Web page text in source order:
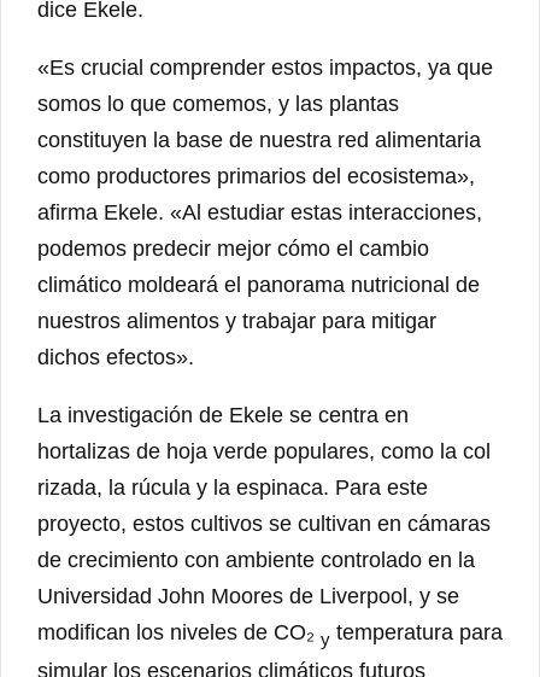
dice Ekele.
«Es crucial comprender estos impactos, ya que
somos lo que comemos, y las plantas
constituyen la base de nuestra red alimentaria
como productores primarios del ecosistema»,
afirma Ekele. «Al estudiar estas interacciones,
podemos predecir mejor cómo el cambio
climático moldeará el panorama nutricional de
nuestros alimentos y trabajar para mitigar
dichos efectos».
La investigación de Ekele se centra en
hortalizas de hoja verde populares, como la col
rizada, la rúcula y la espinaca. Para este
proyecto, estos cultivos se cultivan en cámaras
de crecimiento con ambiente controlado en la
Universidad John Moores de Liverpool, y se
modifican los niveles de CO₂ y temperatura para
simular los escenarios climáticos futuros